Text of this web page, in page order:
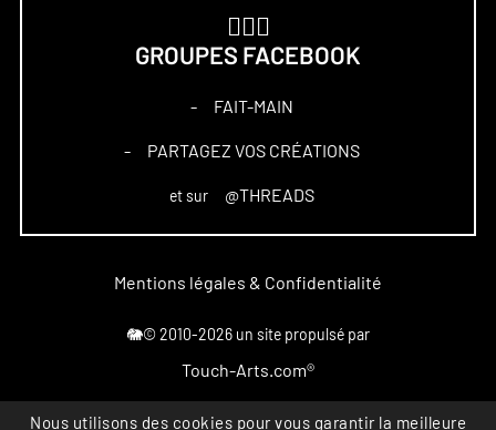
GROUPES FACEBOOK
– FAIT-MAIN
– PARTAGEZ VOS CRÉATIONS
et sur @THREADS
Mentions légales & Confidentialité
🐘© 2010-2026 un site propulsé par
Touch-Arts.com®
Marque déposée
Nous utilisons des cookies pour vous garantir la meilleure